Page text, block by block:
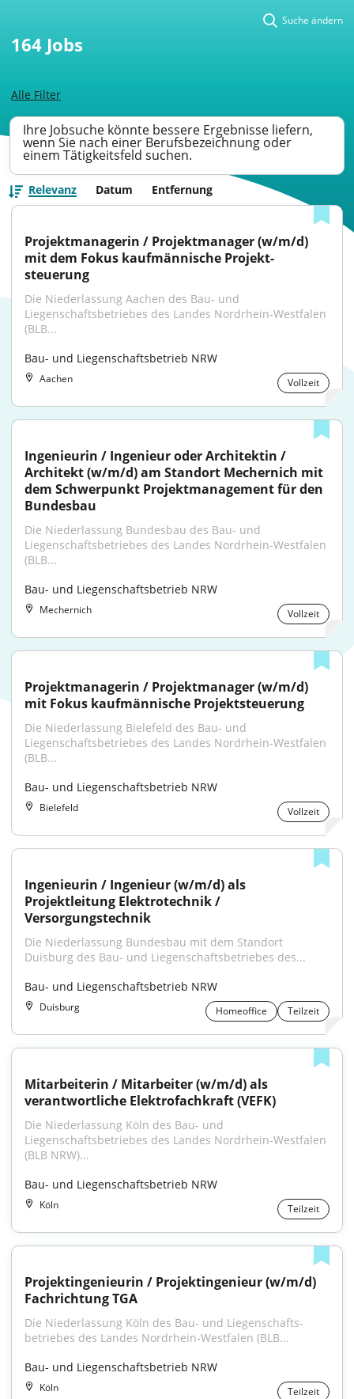
Alle Filter
Suche ändern
164 Jobs
Ihre Jobsuche könnte bessere Ergebnisse liefern,
wenn Sie nach einer Berufsbezeichnung oder
einem Tätigkeitsfeld suchen.
Relevanz Datum Entfernung
Projektmanagerin / Projektmanager (w/m/d)
mit dem Fokus kaufmännische Projekt­
steuerung
Die Niederlassung Aachen des Bau- und
Liegenschaftsbetriebes des Landes Nordrhein‑Westfalen
(BLB...
Bau- und Liegenschaftsbetrieb NRW
Aachen Vollzeit
Ingenieurin / Ingenieur oder Architektin /
Architekt (w/m/d) am Standort Mechernich mit
dem Schwerpunkt Projektmanagement für den
Bundesbau
Die Niederlassung Bundesbau des Bau- und
Liegenschaftsbetriebes des Landes Nordrhein-Westfalen
(BLB...
Bau- und Liegenschaftsbetrieb NRW
Mechernich Vollzeit
Projektmanagerin / Projektmanager (w/m/d)
mit Fokus kaufmännische Projektsteuerung
Die Niederlassung Bielefeld des Bau- und
Liegenschaftsbetriebes des Landes Nordrhein‑Westfalen
(BLB...
Bau- und Liegenschaftsbetrieb NRW
Bielefeld Vollzeit
Ingenieurin / Ingenieur (w/m/d) als
Projektleitung Elektrotechnik /
Versorgungstechnik
Die Niederlassung Bundesbau mit dem Standort
Duisburg des Bau- und Liegenschaftsbetriebes des...
Bau- und Liegenschaftsbetrieb NRW
Duisburg Homeoffice Teilzeit
Mitarbeiterin / Mitarbeiter (w/m/d) als
verantwortliche Elektrofachkraft (VEFK)
Die Niederlassung Köln des Bau- und
Liegenschaftsbetriebes des Landes Nordrhein-Westfalen
(BLB NRW)...
Bau- und Liegenschaftsbetrieb NRW
Köln Teilzeit
Projektingenieurin / Projektingenieur (w/m/d)
Fachrichtung TGA
Die Niederlassung Köln des Bau- und Liegenschafts­
betriebes des Landes Nordrhein‑Westfalen (BLB...
Bau- und Liegenschaftsbetrieb NRW
Köln Teilzeit